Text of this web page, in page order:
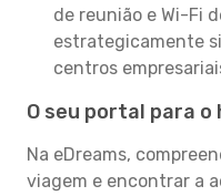
de reunião e Wi-Fi
estrategicamente
centros
O seu portal para
Na eDreams,
viagem e encontrar a